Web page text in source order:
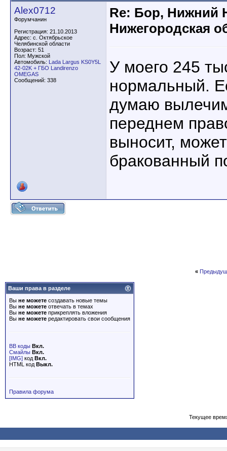
Alex0712
Форумчанин
Регистрация: 21.10.2013
Адрес: с. Октябрьское
Челябинской области
Возраст: 51
Пол: Мужской
Автомобиль: Lada Largus KS0Y5L
42-02K + ГБО Landirenzo
OMEGAS
Сообщений: 338
Re: Бор, Нижний
Нижегородская
У моего 245
нормальный.
думаю
переднем
выносит,
бракованный
«
Ваши права в разделе
Вы не можете создавать новые темы
Вы не можете отвечать в темах
Вы не можете прикреплять вложения
Вы не можете редактировать свои сообщения
BB коды Вкл.
Смайлы Вкл.
[IMG] код Вкл.
HTML код Выкл.
Правила форума
Текущее